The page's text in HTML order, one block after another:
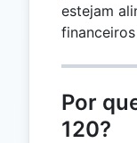
estejam
Por
120?